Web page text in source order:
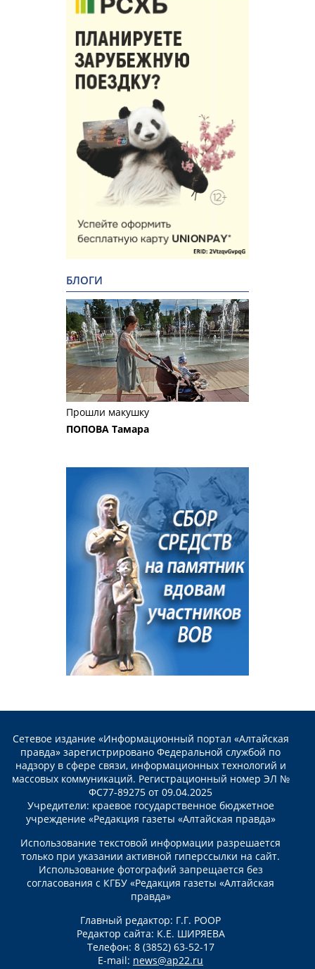
БЛОГИ
Прошли макушку
ПОПОВА Тамара
Сетевое издание «Информационный портал «Алтайская
правда» зарегистрировано Федеральной службой по
надзору в сфере связи, информационных технологий и
массовых коммуникаций. Регистрационный номер ЭЛ №
ФС77-89275 от 09.04.2025
Учредители: краевое государственное бюджетное
учреждение «Редакция газеты «Алтайская правда»
Использование текстовой информации разрешается
только при указании активной гиперссылки на сайт.
Использование фотографий запрещается без
согласования с КГБУ «Редакция газеты «Алтайская
правда»
Главный редактор: Г.Г. РООР
Редактор сайта: К.Е. ШИРЯЕВА
Телефон: 8 (3852) 63-52-17
E-mail: news@ap22.ru